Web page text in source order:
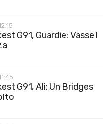
G91, Guardie: Vassell
G91, Ali: Un Bridges